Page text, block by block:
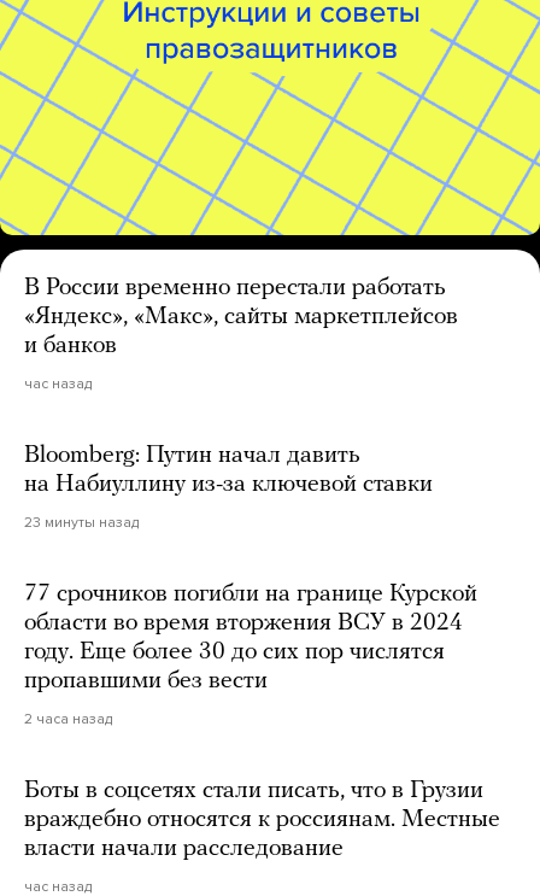
В России временно перестали работать
«Яндекс», «Макс», сайты маркетплейсов
и банков
час назад
Bloomberg: Путин начал давить
на Набиуллину из-за ключевой ставки
23 минуты назад
77 срочников погибли на границе Курской
области во время вторжения ВСУ в 2024
году. Еще более 30 до сих пор числятся
пропавшими без вести
2 часа назад
Боты в соцсетях стали писать, что в Грузии
враждебно относятся к россиянам. Местные
власти начали расследование
час назад